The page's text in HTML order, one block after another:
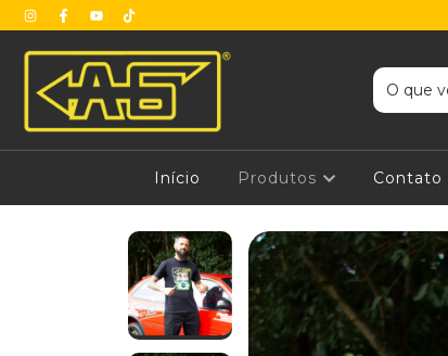
Início Produtos Contato